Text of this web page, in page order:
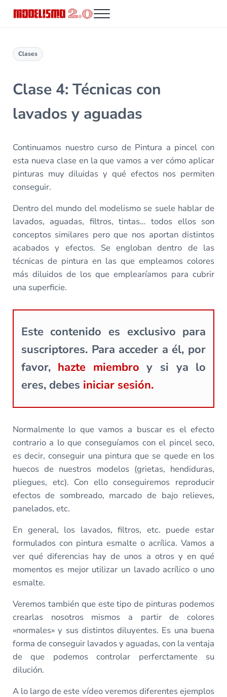
Menu
Clases
Clase 4: Técnicas con
lavados y aguadas
Continuamos nuestro curso de Pintura a pincel con
esta nueva clase en la que vamos a ver cómo aplicar
pinturas muy diluidas y qué efectos nos permiten
conseguir.
Dentro del mundo del modelismo se suele hablar de
lavados, aguadas, filtros, tintas… todos ellos son
conceptos similares pero que nos aportan distintos
acabados y efectos. Se engloban dentro de las
técnicas de pintura en las que empleamos colores
más diluidos de los que emplearíamos para cubrir
una superficie.
Este contenido es exclusivo para
suscriptores. Para acceder a él, por
favor, hazte miembro y si ya lo
eres, debes iniciar sesión.
Normalmente lo que vamos a buscar es el efecto
contrario a lo que conseguíamos con el pincel seco,
es decir, conseguir una pintura que se quede en los
huecos de nuestros modelos (grietas, hendiduras,
pliegues, etc). Con ello conseguiremos reproducir
efectos de sombreado, marcado de bajo relieves,
panelados, etc.
En general, los lavados, filtros, etc. puede estar
formulados con pintura esmalte o acrílica. Vamos a
ver qué diferencias hay de unos a otros y en qué
momentos es mejor utilizar un lavado acrílico o uno
esmalte.
Veremos también que este tipo de pinturas podemos
crearlas nosotros mismos a partir de colores
«normales» y sus distintos diluyentes. Es una buena
forma de conseguir lavados y aguadas, con la ventaja
de que podemos controlar perferctamente su
dilución.
A lo largo de este vídeo veremos diferentes ejemplos